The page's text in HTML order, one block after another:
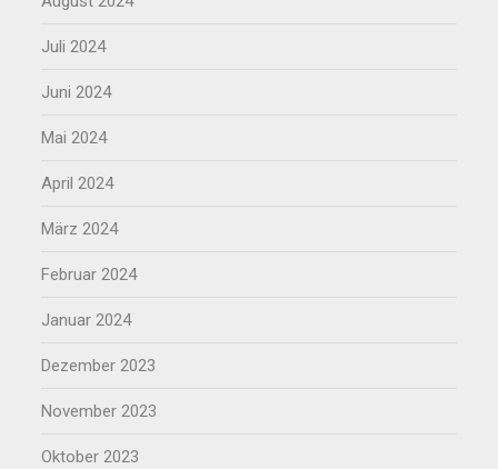
Juli 2024
Juni 2024
Mai 2024
April 2024
März 2024
Februar 2024
Januar 2024
Dezember 2023
November 2023
Oktober 2023